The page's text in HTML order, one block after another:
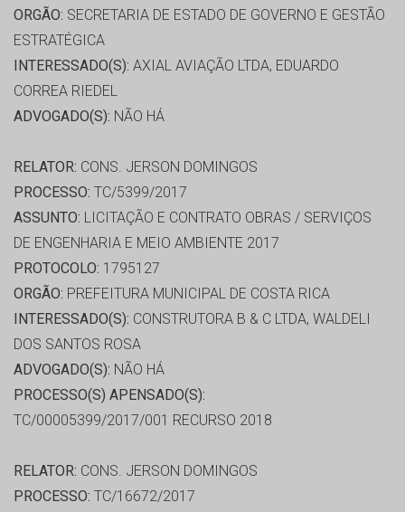
ORGÃO: SECRETARIA DE ESTADO DE GOVERNO E GESTÃO
ESTRATÉGICA
INTERESSADO(S): AXIAL AVIAÇÃO LTDA, EDUARDO
CORREA RIEDEL
ADVOGADO(S): NÃO HÁ
RELATOR: CONS. JERSON DOMINGOS
PROCESSO: TC/5399/2017
ASSUNTO: LICITAÇÃO E CONTRATO OBRAS / SERVIÇOS
DE ENGENHARIA E MEIO AMBIENTE 2017
PROTOCOLO: 1795127
ORGÃO: PREFEITURA MUNICIPAL DE COSTA RICA
INTERESSADO(S): CONSTRUTORA B & C LTDA, WALDELI
DOS SANTOS ROSA
ADVOGADO(S): NÃO HÁ
PROCESSO(S) APENSADO(S):
TC/00005399/2017/001 RECURSO 2018
RELATOR: CONS. JERSON DOMINGOS
PROCESSO: TC/16672/2017